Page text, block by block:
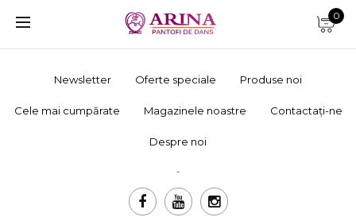
0
Newsletter Oferte speciale Produse noi
Cele mai cumpărate Magazinele noastre Contactați-ne
Despre noi
-